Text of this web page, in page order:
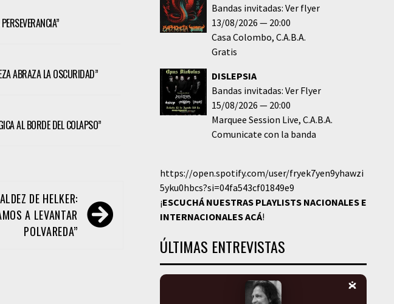
ABRAZA LA OSCURIDAD”
AL BORDE DEL COLAPSO”
DE HELKER:
A LEVANTAR
POLVAREDA”
Bandas invitadas: Ver flyer
13/08/2026
20:00
Casa Colombo C.A.B.A.
Gratis
DISLEPSIA
Bandas invitadas: Ver Flyer
15/08/2026
20:00
Marquee Session Live C.A.B.A.
Comunicate con la banda
https://open.spotify.com/user/fryek7yen9yhawzi
5yku0hbcs?si=04fa543cf01849e9
¡ESCUCHÁ NUESTRAS PLAYLISTS NACIONALES E
INTERNACIONALESACÁ!
ÚLTIMAS ENTREVISTAS